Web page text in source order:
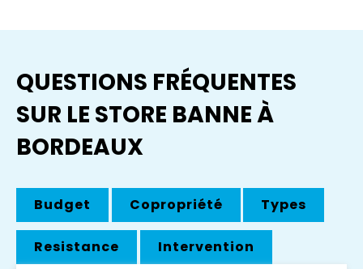
QUESTIONS FRÉQUENTES
SUR LE STORE BANNE À
BORDEAUX
Budget Copropriété Types
Resistance Intervention